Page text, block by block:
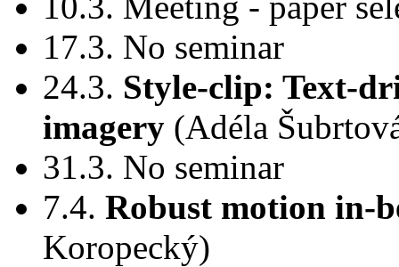
17.3. No seminar
24.3. Style-clip: Text-
imagery (Adéla
31.3. No seminar
7.4. Robust motion in-
Koropecký)